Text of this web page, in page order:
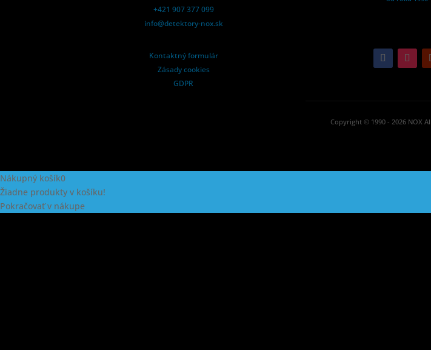
+421 907 377 099
info@detektory-nox.sk
Kontaktný formulár
Zásady cookies
GDPR
Copyright © 1990 - 2026 NOX
Nákupný košík0
Žiadne produkty v košíku!
Pokračovať v nákupe